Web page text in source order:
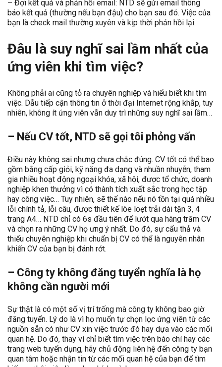
– Đợi kết quả và phản hồi email: NTD sẽ gửi email thông
báo kết quả (thường nếu bạn đậu) cho bạn sau đó. Việc của
bạn là check mail thường xuyên và kịp thời phản hồi lại.
Đâu là suy nghĩ sai lầm nhất của
ứng viên khi tìm việc?
Không phải ai cũng tỏ ra chuyên nghiệp và hiểu biết khi tìm
việc. Dẫu tiếp cận thông tin ở thời đại Internet rộng khắp, tuy
nhiên, không ít ứng viên vẫn duy trì những suy nghĩ sai lầm…
– Nếu CV tốt, NTD sẽ gọi tôi phỏng vấn
Điều này không sai nhưng chưa chắc đúng. CV tốt có thể bao
gồm bằng cấp giỏi, kỹ năng đa dạng và nhuần nhuyễn, tham
gia nhiều hoạt động ngoại khóa, xã hội, được tổ chức, doanh
nghiệp khen thưởng vì có thành tích xuất sắc trong học tập
hay công việc… Tuy nhiên, sẽ thế nào nếu nó tồn tại quá nhiều
lỗi chính tả, lỗi câu, được thiết kế lòe loẹt trải dài tận 3, 4
trang A4… NTD chỉ có 6s đầu tiên để lướt qua hàng trăm CV
và chọn ra những CV họ ưng ý nhất. Do đó, sự cẩu thả và
thiếu chuyên nghiệp khi chuẩn bị CV có thể là nguyên nhân
khiến CV của bạn bị đánh rớt.
– Công ty không đăng tuyển nghĩa là họ
không cần người mới
Sự thật là có một số vị trí trống mà công ty không bao giờ
đăng tuyển. Lý do là vì họ muốn tự chọn lọc ứng viên từ các
nguồn sẵn có như CV xin việc trước đó hay dựa vào các mối
quan hệ. Do đó, thay vì chỉ biết tìm việc trên báo chí hay các
trang web tuyển dụng, hãy chủ động liên hệ đến công ty bạn
quan tâm hoặc nhận tin từ các mối quan hệ của bạn để tìm